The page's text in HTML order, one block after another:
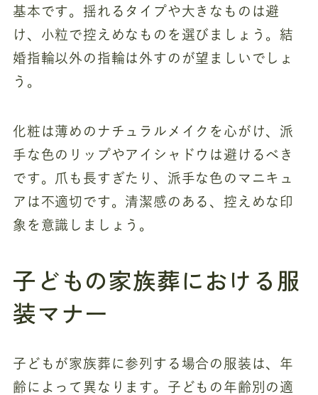
基本です。揺れるタイプや大きなものは避
け、小粒で控えめなものを選びましょう。結
婚指輪以外の指輪は外すのが望ましいでしょ
う。
化粧は薄めのナチュラルメイクを心がけ、派
手な色のリップやアイシャドウは避けるべき
です。爪も長すぎたり、派手な色のマニキュ
アは不適切です。清潔感のある、控えめな印
象を意識しましょう。
子どもの家族葬における服
装マナー
子どもが家族葬に参列する場合の服装は、年
齢によって異なります。子どもの年齢別の適